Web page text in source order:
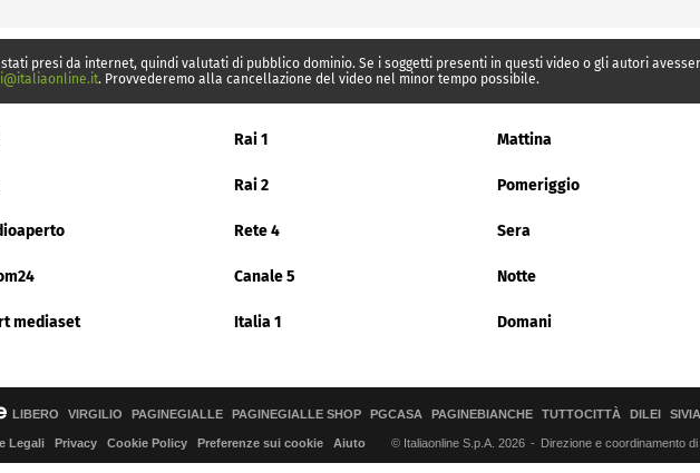
presi da internet, quindi valutati di pubblico dominio. Se i soggetti presenti in questi video o gli autori
. Provvederemo alla cancellazione del video nel minor tempo possibile.
Rai 1 Mattina
Rai 2 Pomeriggio
Rete 4 Sera
Canale 5 Notte
mediaset Italia 1 Domani
LIBERO VIRGILIO PAGINEGIALLE PAGINEGIALLE SHOP PGCASA PAGINEBIANCHE TUTTOCITTÀ DILEI
Legali Privacy Cookie Policy Preferenze sui cookie Aiuto © Italiaonline S.p.A. 2026 Direzione e coordinamento di